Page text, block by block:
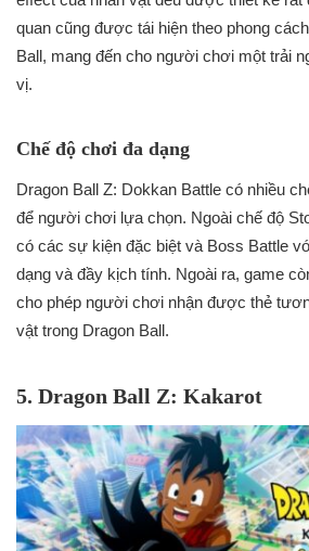
quan cũng được tái hiện theo phong
Ball, mang đến cho người chơi một trải
vị.
Chế độ chơi đa dạng
Dragon Ball Z: Dokkan Battle có nhiều
để người chơi lựa chọn. Ngoài chế độ
có các sự kiện đặc biệt và Boss Battle
dạng và đầy kịch tính. Ngoài ra, game
cho phép người chơi nhận được thẻ
vật trong Dragon Ball.
5. Dragon Ball Z: Kakarot